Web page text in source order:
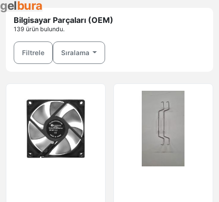
gelbura
Bilgisayar Parçaları (OEM)
139 ürün bulundu.
Filtrele Sıralama